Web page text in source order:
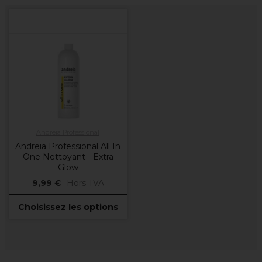
Andreia Professional All In
One Nettoyant - Extra
Glow
9,99 €
Hors TVA
Choisissez les options